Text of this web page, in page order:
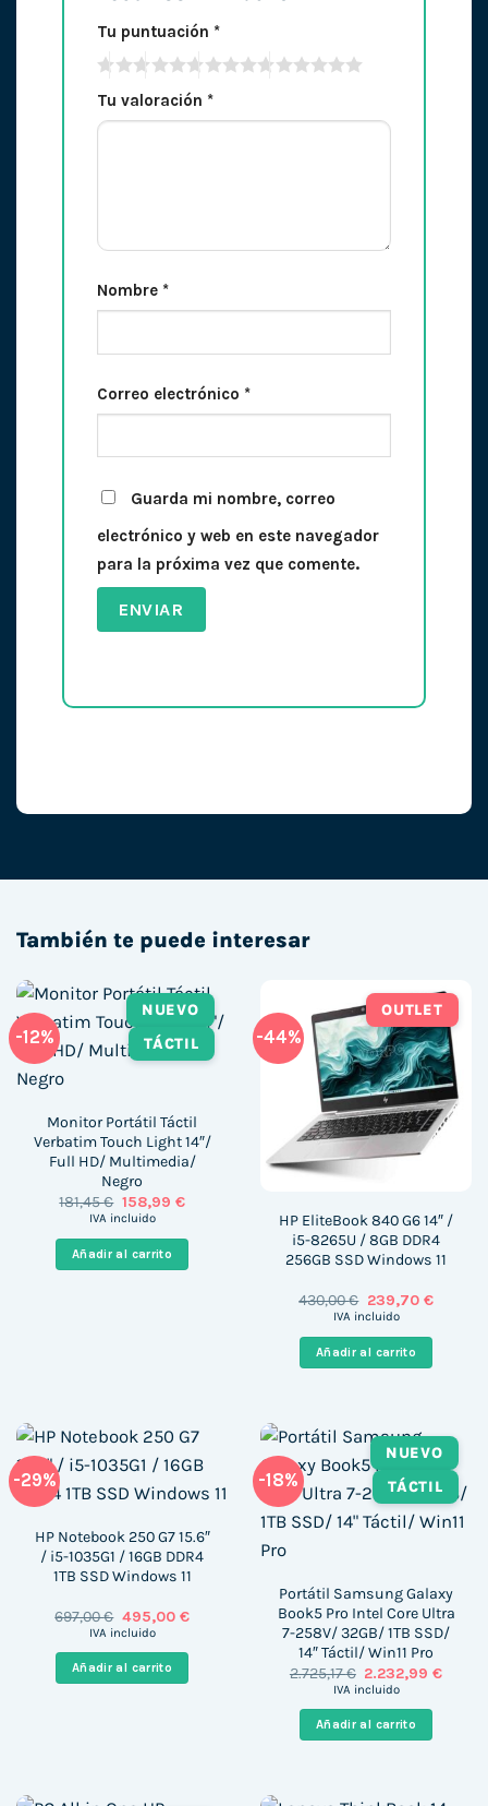
Tu puntuación *
Tu valoración *
Nombre *
Correo electrónico *
Guarda mi nombre, correo
electrónico y web en este navegador
para la próxima vez que comente.
También te puede interesar
-12%
NUEVO
TÁCTIL
Monitor Portátil Táctil
Verbatim Touch Light 14″/
Full HD/ Multimedia/
Negro
181,45€ El
precio
era:
181,45 €.
158,99 €El
es:
IVA incluido
Añadir al carrito
-44%
OUTLET
HP EliteBook 840 G6 14″ /
i5-8265U / 8GB DDR4
256GB SSD Windows 11
430,00€ El
precio
era:
430,00 €.
239,70 €El
es:
IVA incluido
Añadir al carrito
-29%
HP Notebook 250 G7 15.6″
/ i5-1035G1 / 16GB DDR4
1TB SSD Windows 11
697,00€ El
precio
era:
697,00 €.
495,00 €El
es:
495,00 €.
IVA incluido
Añadir al carrito
-18%
NUEVO
TÁCTIL
Portátil Samsung Galaxy
Book5 Pro Intel Core Ultra
7-258V/ 32GB/ 1TB SSD/
14″ Táctil/ Win11 Pro
2.725,17€ El
precio
era:
2.725,17 €.
2.232,99€El
IVA incluido
Añadir al carrito